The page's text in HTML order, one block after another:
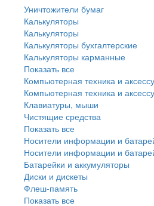
Уничтожители бумаг
Калькуляторы
Калькуляторы
Калькуляторы бухгалтерские
Калькуляторы карманные
Показать все
Компьютерная техника и
Компьютерная техника и
Клавиатуры, мыши
Чистящие средства
Показать все
Носители информации и
Носители информации и
Батарейки и аккумуляторы
Диски и дискеты
Флеш-память
Показать все